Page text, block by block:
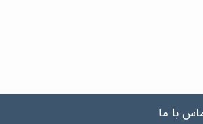
با ما